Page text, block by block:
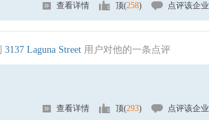
查看详情 顶(258) 点评该企业
3137 Laguna Street 用户对他的一条点评
查看详情 顶(293) 点评该企业